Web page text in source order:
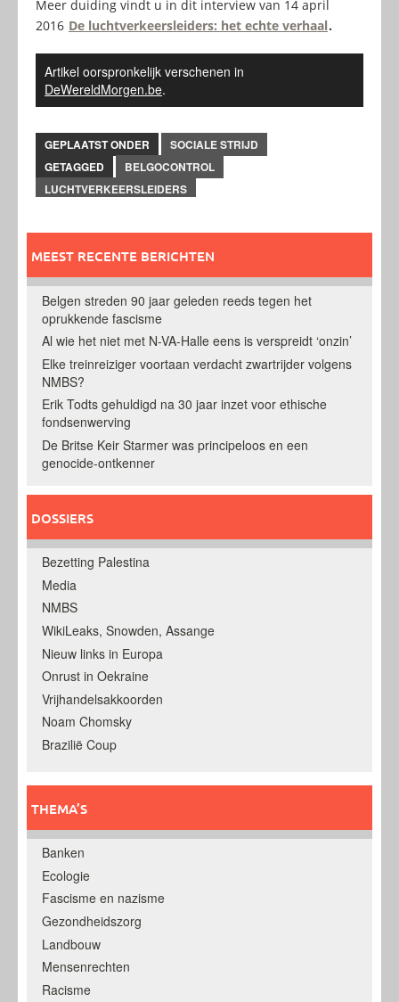
Meer duiding vindt u in dit interview van 14 april
2016 De luchtverkeersleiders: het echte verhaal.
Artikel oorspronkelijk verschenen in
DeWereldMorgen.be.
GEPLAATST ONDER
SOCIALE STRIJD
GETAGGED
BELGOCONTROL
LUCHTVERKEERSLEIDERS
MEEST RECENTE BERICHTEN
Belgen streden 90 jaar geleden reeds tegen het
oprukkende fascisme
Al wie het niet met N-VA-Halle eens is verspreidt ‘onzin’
Elke treinreiziger voortaan verdacht zwartrijder volgens
NMBS?
Erik Todts gehuldigd na 30 jaar inzet voor ethische
fondsenwerving
De Britse Keir Starmer was principeloos en een
genocide-ontkenner
DOSSIERS
Bezetting Palestina
Media
NMBS
WikiLeaks, Snowden, Assange
Nieuw links in Europa
Onrust in Oekraine
Vrijhandelsakkoorden
Noam Chomsky
Brazilië Coup
THEMA’S
Banken
Ecologie
Fascisme en nazisme
Gezondheidszorg
Landbouw
Mensenrechten
Racisme